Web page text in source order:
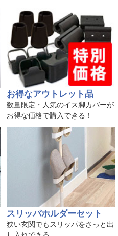
お得なアウトレット品
数量限定・人気のイス脚カバーが
お得な価格で購入できる！
スリッパホルダーセット
狭い玄関でもスリッパをさっと出